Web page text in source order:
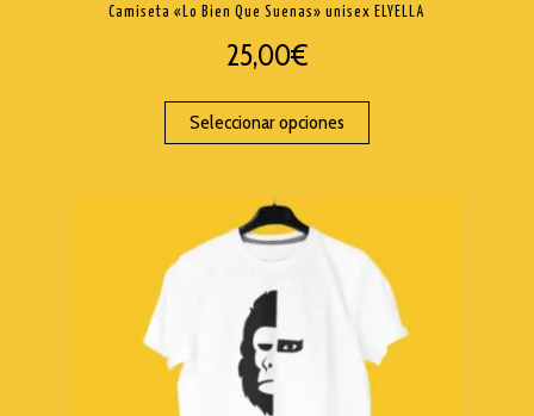
Camiseta «Lo Bien Que Suenas» unisex ELYELLA
25,00€
Seleccionar opciones